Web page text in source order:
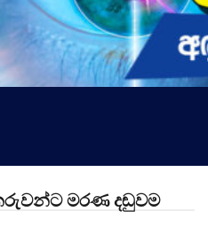
කරුවන්ට මරණ දඬුවම